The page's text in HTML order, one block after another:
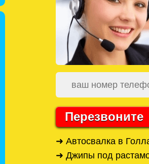
Перезвоните
➜ Автосвалка в
➜ Джипы под